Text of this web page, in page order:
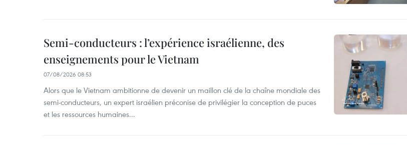
Semi-conducteurs : l’expérience israélienne, des
enseignements pour le Vietnam
07/08/2026 08:53
Alors que le Vietnam ambitionne de devenir un maillon clé de la chaîne mondiale des
semi-conducteurs, un expert israélien préconise de privilégier la conception de puces
et les ressources humaines...